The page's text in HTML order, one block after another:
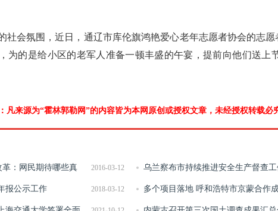
社会氛围，近日，通辽市库伦旗鸿艳爱心老年志愿者协会的志愿
为的是给小区的老军人准备一顿丰盛的午宴，提前向他们送上
凡来源为“霍林郭勒网”的内容皆为本网原创或授权文章，未经授权转载必
2016-03-12
革：网民期待哪些真 乌兰察布市持续推进安全生产督查工
2018-03-12
报公示工作 多个项目落地 呼和浩特市京蒙合作